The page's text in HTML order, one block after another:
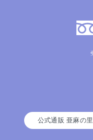
公式通販 亜麻の里